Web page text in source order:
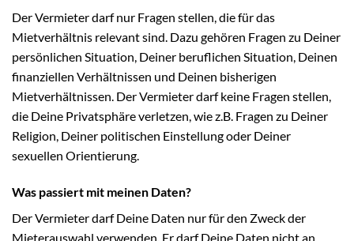
Der Vermieter darf nur Fragen stellen, die für das
Mietverhältnis relevant sind. Dazu gehören Fragen zu Deiner
persönlichen Situation, Deiner beruflichen Situation, Deinen
finanziellen Verhältnissen und Deinen bisherigen
Mietverhältnissen. Der Vermieter darf keine Fragen stellen,
die Deine Privatsphäre verletzen, wie z.B. Fragen zu Deiner
Religion, Deiner politischen Einstellung oder Deiner
sexuellen Orientierung.
Was passiert mit meinen Daten?
Der Vermieter darf Deine Daten nur für den Zweck der
Mieterauswahl verwenden. Er darf Deine Daten nicht an